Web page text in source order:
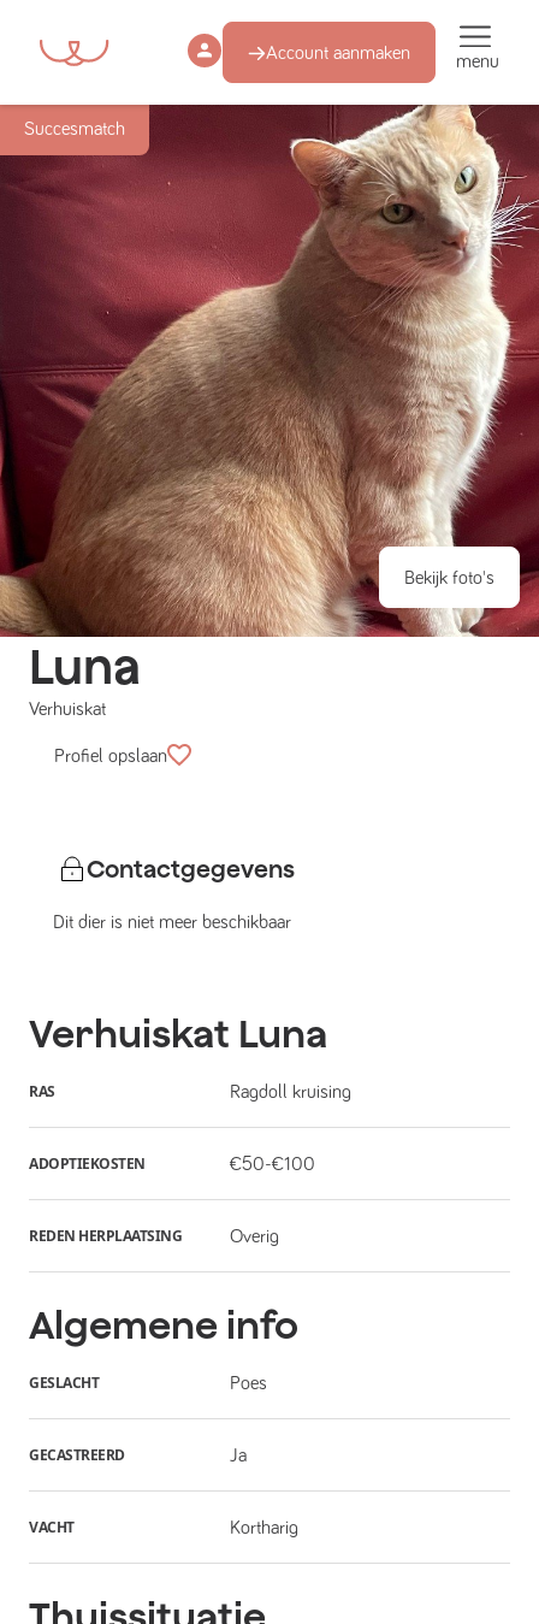
Account aanmaken menu
Succesmatch
Bekijk foto's
Luna
Verhuiskat
Profiel opslaan
Contactgegevens
Dit dier is niet meer beschikbaar
Verhuiskat Luna
RAS Ragdoll kruising
ADOPTIEKOSTEN €50-€100
REDEN HERPLAATSING Overig
Algemene info
GESLACHT Poes
GECASTREERD Ja
VACHT Kortharig